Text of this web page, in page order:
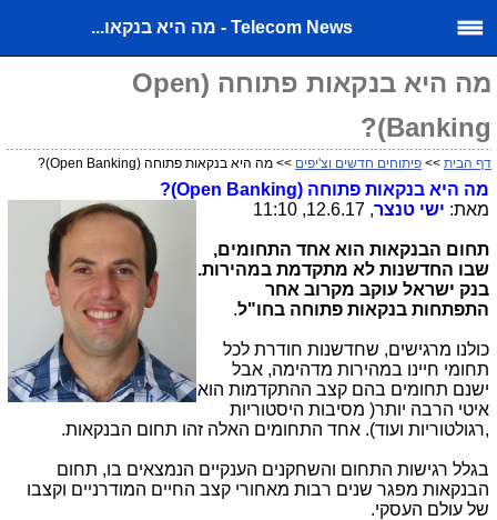
Telecom News - מה היא בנקאו...
מה היא בנקאות פתוחה (Open
Banking)?
דף הבית >> פיתוחים חדשים וצ'יפים >> מה היא בנקאות פתוחה (Open Banking)?
מה היא בנקאות פתוחה (Open Banking
)?
מאת: ישי טנצר, 12.6.17, 11:10
תחום הבנקאות הוא אחד התחומים,
שבו החדשנות לא מתקדמת במהירות.
בנק ישראל עוקב מקרוב אחר
התפתחות בנקאות פתוחה בחו"ל.
כולנו מרגישים, שחדשנות חודרת לכל
תחומי חיינו במהירות מדהימה, אבל
ישנם תחומים בהם קצב ההתקדמות הוא
איטי הרבה יותר( מסיבות היסטוריות
,רגולטוריות ועוד). אחד התחומים האלה זהו תחום הבנקאות.
בגלל רגישות התחום והשחקנים הענקיים הנמצאים בו, תחום
הבנקאות מפגר שנים רבות מאחורי קצב החיים המודרניים וקצבו
של עולם העסקי.